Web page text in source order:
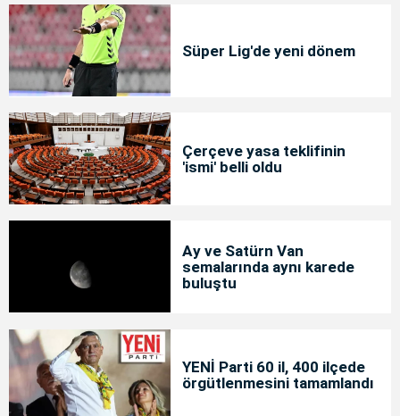
Süper Lig'de yeni dönem
Çerçeve yasa teklifinin
'ismi' belli oldu
Ay ve Satürn Van
semalarında aynı karede
buluştu
YENİ Parti 60 il, 400 ilçede
örgütlenmesini tamamlandı